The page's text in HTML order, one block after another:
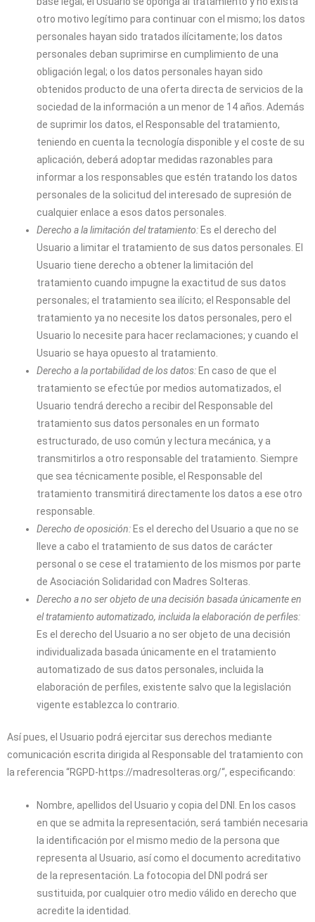
otro motivo legítimo para continuar con el mismo; los datos
personales hayan sido tratados ilícitamente; los datos
personales deban suprimirse en cumplimiento de una
obligación legal; o los datos personales hayan sido
obtenidos producto de una oferta directa de servicios de la
sociedad de la información a un menor de 14 años. Además
de suprimir los datos, el Responsable del tratamiento,
teniendo en cuenta la tecnología disponible y el coste de su
aplicación, deberá adoptar medidas razonables para
informar a los responsables que estén tratando los datos
personales de la solicitud del interesado de supresión de
cualquier enlace a esos datos personales.
Derecho a la limitación del tratamiento: Es el derecho del
Usuario a limitar el tratamiento de sus datos personales. El
Usuario tiene derecho a obtener la limitación del
tratamiento cuando impugne la exactitud de sus datos
personales; el tratamiento sea ilícito; el Responsable del
tratamiento ya no necesite los datos personales, pero el
Usuario lo necesite para hacer reclamaciones; y cuando el
Usuario se haya opuesto al tratamiento.
Derecho a la portabilidad de los datos: En caso de que el
tratamiento se efectúe por medios automatizados, el
Usuario tendrá derecho a recibir del Responsable del
tratamiento sus datos personales en un formato
estructurado, de uso común y lectura mecánica, y a
transmitirlos a otro responsable del tratamiento. Siempre
que sea técnicamente posible, el Responsable del
tratamiento transmitirá directamente los datos a ese otro
responsable.
Derecho de oposición: Es el derecho del Usuario a que no se
lleve a cabo el tratamiento de sus datos de carácter
personal o se cese el tratamiento de los mismos por parte
de Asociación Solidaridad con Madres Solteras
Derecho a no ser objeto de una decisión basada únicamente en
el tratamiento automatizado, incluida la elaboración de perfiles:
Es el derecho del Usuario a no ser objeto de una decisión
individualizada basada únicamente en el tratamiento
automatizado de sus datos personales, incluida la
elaboración de perfiles, existente salvo que la legislación
vigente establezca lo contrario.
Así pues, el Usuario podrá ejercitar sus derechos mediante
comunicación escrita dirigida al Responsable del tratamiento con
la referencia “RGPD-https://madresolteras.org/“, especificando:
Nombre, apellidos del Usuario y copia del DNI. En los casos
en que se admita la representación, será también necesaria
la identificación por el mismo medio de la persona que
representa al Usuario, así como el documento acreditativo
de la representación. La fotocopia del DNI podrá ser
sustituida, por cualquier otro medio válido en derecho que
acredite la identidad.